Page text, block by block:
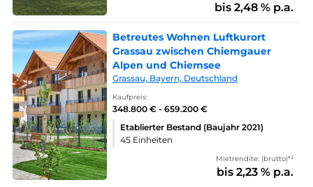
bis 2,48 % p.a.
Betreutes Wohnen Luftkurort
Grassau zwischen Chiemgauer
Alpen und Chiemsee
Grassau, Bayern, Deutschland
Kaufpreis:
348.800 € - 659.200 €
Etablierter Bestand (Baujahr 2021)
45 Einheiten
Mietrendite: (brutto)*¹
bis 2,23 % p.a.